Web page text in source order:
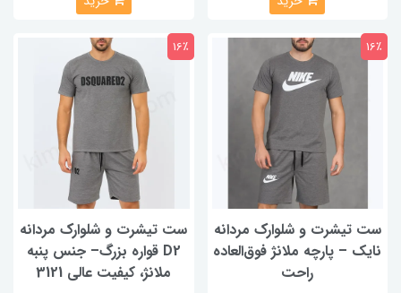
ست تیشرت و شلوارک مردانه
نایک – پارچه ملانژ فوق‌العاده
راحت
16٪
ست تیشرت و شلوارک مردانه
D2 قواره بزرگ– جنس پنبه
ملانژ، کیفیت عالی 3121
16٪